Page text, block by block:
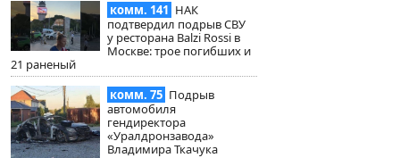
комм. 141 НАК
подтвердил подрыв СВУ
у ресторана Balzi Rossi в
Москве: трое погибших и
21 раненый
комм. 75 Подрыв
автомобиля
гендиректора
«Уралдронзавода»
Владимира Ткачука